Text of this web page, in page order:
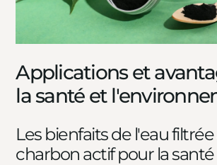
Applications et
la santé et
Les bienfaits de l'eau filtrée
charbon actif pour la santé